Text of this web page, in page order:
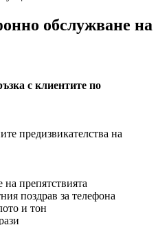
обслужване на
с клиентите по
предизвикателства на
препятствията
поздрав за телефона
и тон